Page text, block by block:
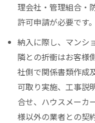
理会社・管理組合・
許可申請が必要です。
納入に際し、マンシ
隣との折衝はお客様
社側で関係書類作成
可取り実施、工事説
合せ、ハウスメーカ
様以外の業者との契